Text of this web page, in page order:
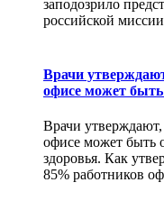
заподозрило
российской
Врачи
офисе может
Врачи утверждают,
офисе может быть
здоровья. Как
85% работников